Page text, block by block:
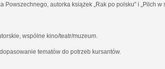
autorka książek „Rak po polsku” i „Pilch w
wspólne kino/teatr/muzeum.
tematów do potrzeb kursantów.